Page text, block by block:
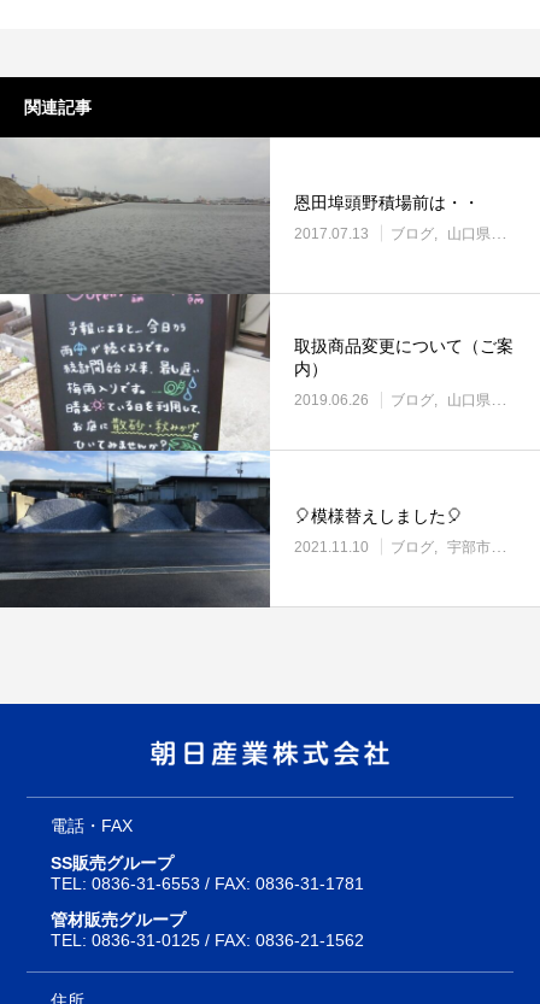
関連記事
恩田埠頭野積場前は・・
2017.07.13 ブログ 山口県の土場渡し・野積み場
取扱商品変更について（ご案
内）
2019.06.26 ブログ 山口県の土場渡し・野積み場
🎈模様替えしました🎈
2021.11.10 ブログ 宇部市働き方改革に取り組む企業
電話・FAX
SS販売グループ
TEL:0836-31-6553 / FAX: 0836-31-1781
管材販売グループ
TEL:0836-31-0125 / FAX: 0836-21-1562
住所